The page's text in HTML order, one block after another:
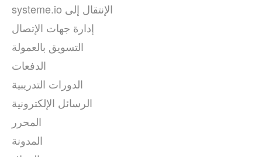
systeme.io الإنتقال إلى
إدارة جهات الإتصال
التسويق بالعمولة
الدفعات
الدورات التدريبية
الرسائل الإلكترونية
المحرر
المدونة